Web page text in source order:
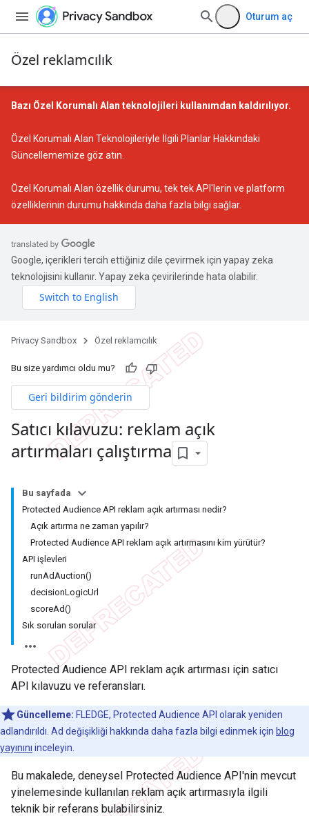
Oturum aç
Özel reklamcılık
Bazı Özel Korumalı Alan teknolojileri kullanımdan kaldırılıyor.
Özel Korumalı Alan Teknolojileriyle İlgili Planlar Hakkındaki
Güncellememize göz atın.
Özel Korumalı Alan özellik durumu, tek tek API'lerin ve platform
özelliklerinin durumu hakkında daha fazla bilgi sağlar.
Google, içerikleri tercih ettiğiniz dile çevirmek için yapay zeka
teknolojisini kullanır. Yapay zeka çevirilerinde hata olabilir.
Privacy Sandbox Özel reklamcılık
Bu size yardımcı oldu mu?
Geri bildirim gönderin
Satıcı kılavuzu: reklam açık
artırmaları çalıştırma
Bu sayfada
Protected Audience API reklam açık artırması nedir?
Açık artırma ne zaman yapılır?
Protected Audience API reklam açık artırmasını kim yürütür?
API işlevleri
runAdAuction()
decisionLogicUrl
scoreAd()
Sık sorulan sorular
Protected Audience API reklam açık artırması için satıcı
API kılavuzu ve referansları.
Güncelleme: FLEDGE, Protected Audience API olarak yeniden
adlandırıldı. Ad değişikliği hakkında daha fazla bilgi edinmek için blog
yayınını inceleyin.
Bu makalede, deneysel Protected Audience API'nin mevcut
yinelemesinde kullanılan reklam açık artırmasıyla ilgili
teknik bir referans bulabilirsiniz.